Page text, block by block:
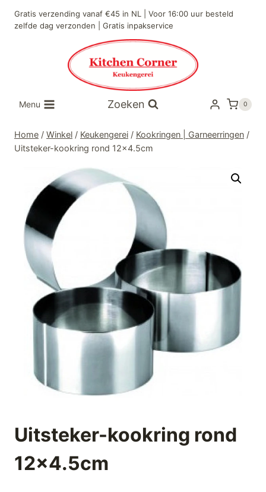
naar
Gratis verzending vanaf €45 in NL | Voor 16:00 uur besteld
zelfde dag verzonden | Gratis inpakservice
Menu Zoeken 0
Home / Winkel / Keukengerei / Kookringen | Garneerringen /
Uitsteker-kookring rond 12×4.5cm
Uitsteker-kookring rond
12×4.5cm